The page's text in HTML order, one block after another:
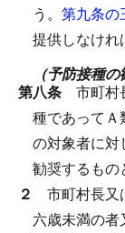
う。 第九条の
提供しなけれ
（予防接種の
第八条 市町村
種であってＡ
の対象者に対
勧奨するもの
２ 市町村長又
六歳未満の